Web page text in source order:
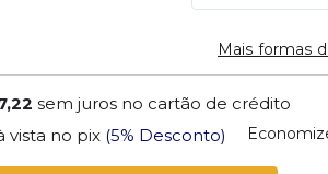
Mais formas
sem juros no cartão de crédito
vista no pix (5% Desconto)